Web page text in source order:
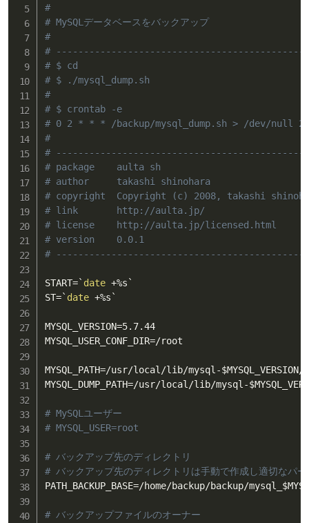
#
# MySQLデータベースをバックアップ
#
#
# $ cd
# $ ./mysql_dump.sh
#
# $ crontab -e
# 0 2 * * * /backup/mysql_dump.sh > /dev/null
#
#
# package    aulta sh
# author     takashi shinohara
# copyright  Copyright (c) 2008, takashi
# link       http://aulta.jp/
# license    http://aulta.jp/licensed.html
# version    0.0.1
#
START=` date +%s `
ST=` date +%s `
MYSQL_VERSION=5.7.44
MYSQL_USER_CONF_DIR=/root
MYSQL_PATH=/usr/local/lib/mysql-$MYSQL_VERSION/
MYSQL_DUMP_PATH=/usr/local/lib/mysql-
# MySQLユーザー
# MYSQL_USER=root
# バックアップ先のディレクトリ
# バックアップ先のディレクトリは手動で作成し適切なパ
PATH_BACKUP_BASE=/home/backup/backup/mysql_
# バックアップファイルのオーナー